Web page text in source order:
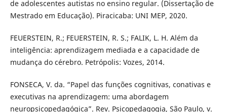
de adolescentes autistas no ensino regular. (Dissertação de
Mestrado em Educação). Piracicaba: UNI MEP, 2020.
FEUERSTEIN, R.; FEUERSTEIN, R. S.; FALIK, L. H. Além da
inteligência: aprendizagem mediada e a capacidade de
mudança do cérebro. Petrópolis: Vozes, 2014.
FONSECA, V. da. “Papel das funções cognitivas, conativas e
executivas na aprendizagem: uma abordagem
neuropsicopedagógica”. Rev. Psicopedagogia, São Paulo, v.